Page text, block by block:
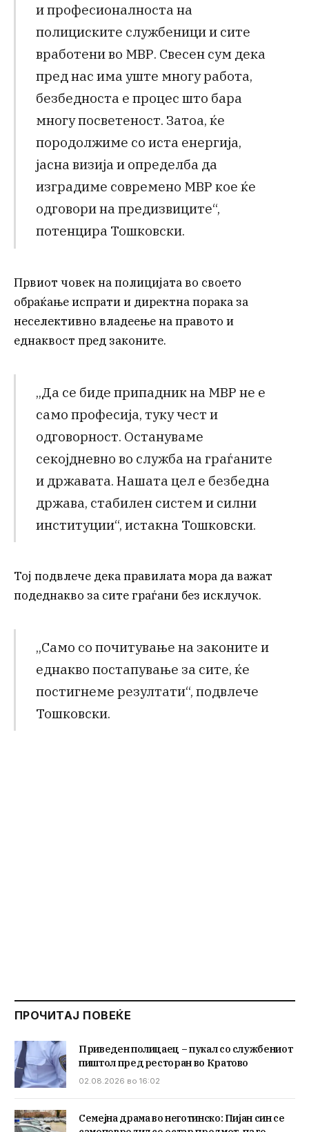
и професионалноста на
полициските службеници и сите
вработени во МВР. Свесен сум дека
пред нас има уште многу работа,
безбедноста е процес што бара
многу посветеност. Затоа, ќе
породолжиме со иста енергија,
јасна визија и определба да
изградиме современо МВР кое ќе
одговори на предизвиците“,
потенцира Тошковски.
Првиот човек на полицијата во своето
обраќање испрати и директна порака за
неселективно владеење на правото и
еднаквост пред законите.
„Да се биде припадник на МВР не е
само професија, туку чест и
одговорност. Остануваме
секојдневно во служба на граѓаните
и државата. Нашата цел е безбедна
држава, стабилен систем и силни
институции“, истакна Тошковски.
Тој подвлече дека правилата мора да важат
подеднакво за сите граѓани без исклучок.
„Само со почитување на законите и
еднакво постапување за сите, ќе
постигнеме резултати“, подвлече
Тошковски.
ПРОЧИТАЈ ПОВЕЌЕ
Приведен полицаец – пукал со службениот
пиштол пред ресторан во Кратово
02.08.2026 во 16:02
Семејна драма во неготинско: Пијан син се